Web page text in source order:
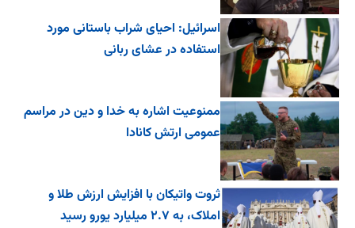
اسرائیل: احیای شراب باستانی مورد
استفاده در عشای ربانی
ممنوعیت اشاره به خدا و دین در مراسم
عمومی ارتش کانادا
ثروت واتیکان با افزایش ارزش طلا و
املاک، به ۲.۷ میلیارد یورو رسید